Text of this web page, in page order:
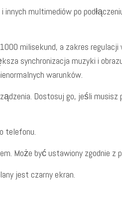
multimediów po
milisekund, a zakres
synchronizacja muzyki i
warunków.
Dostosuj go, jeśli musisz
telefonu.
Może być ustawiony zgodnie z
jest czarny ekran.